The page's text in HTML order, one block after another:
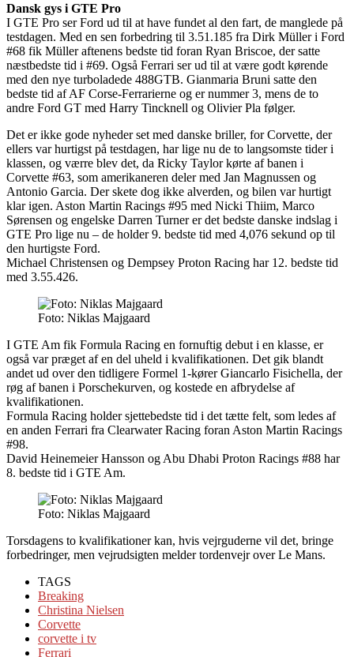
Dansk gys i GTE Pro
I GTE Pro ser Ford ud til at have fundet al den fart, de manglede på
testdagen. Med en sen forbedring til 3.51.185 fra Dirk Müller i Ford
#68 fik Müller aftenens bedste tid foran Ryan Briscoe, der satte
næstbedste tid i #69. Også Ferrari ser ud til at være godt kørende
med den nye turboladede 488GTB. Gianmaria Bruni satte den
bedste tid af AF Corse-Ferrarierne og er nummer 3, mens de to
andre Ford GT med Harry Tincknell og Olivier Pla følger.
Det er ikke gode nyheder set med danske briller, for Corvette, der
ellers var hurtigst på testdagen, har lige nu de to langsomste tider i
klassen, og værre blev det, da Ricky Taylor kørte af banen i
Corvette #63, som amerikaneren deler med Jan Magnussen og
Antonio Garcia. Der skete dog ikke alverden, og bilen var hurtigt
klar igen. Aston Martin Racings #95 med Nicki Thiim, Marco
Sørensen og engelske Darren Turner er det bedste danske indslag i
GTE Pro lige nu – de holder 9. bedste tid med 4,076 sekund op til
den hurtigste Ford.
Michael Christensen og Dempsey Proton Racing har 12. bedste tid
med 3.55.426.
Foto: Niklas Majgaard
I GTE Am fik Formula Racing en fornuftig debut i en klasse, er
også var præget af en del uheld i kvalifikationen. Det gik blandt
andet ud over den tidligere Formel 1-kører Giancarlo Fisichella, der
røg af banen i Porschekurven, og kostede en afbrydelse af
kvalifikationen.
Formula Racing holder sjettebedste tid i det tætte felt, som ledes af
en anden Ferrari fra Clearwater Racing foran Aston Martin Racings
#98.
David Heinemeier Hansson og Abu Dhabi Proton Racings #88 har
8. bedste tid i GTE Am.
Foto: Niklas Majgaard
Torsdagens to kvalifikationer kan, hvis vejrguderne vil det, bringe
forbedringer, men vejrudsigten melder tordenvejr over Le Mans.
TAGS
Breaking
Christina Nielsen
Corvette
corvette i tv
Ferrari